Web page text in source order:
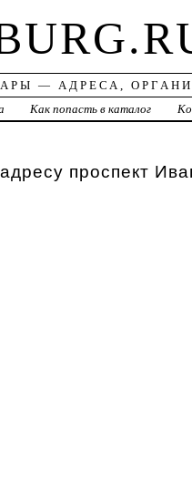
— АДРЕСА,
Как попасть в каталог
проспект